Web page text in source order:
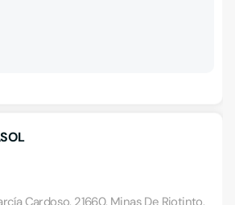
Cardoso, 21660, Minas De Riotinto,